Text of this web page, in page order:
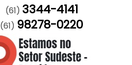
(61) 3344-4141
(61) 98278-0220